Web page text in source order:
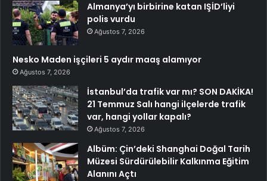
Almanya’yı birbirine katan IŞİD’liyi
polis vurdu
Ağustos 7, 2026
Nesko Maden işçileri 5 aydır maaş alamıyor
Ağustos 7, 2026
İstanbul’da trafik var mı? SON DAKİKA!
21 Temmuz Salı hangi ilçelerde trafik
var, hangi yollar kapalı?
Ağustos 7, 2026
Albüm: Çin’deki Shanghai Doğal Tarih
Müzesi Sürdürülebilir Kalkınma Eğitim
Alanını Açtı